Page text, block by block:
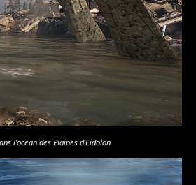
l’océan des Plaines d’Eidolon